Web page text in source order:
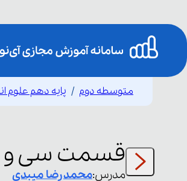
متوسطه دوم پایه دهم علوم
قسمت سی و
مدرس:محمدرضامیبدی